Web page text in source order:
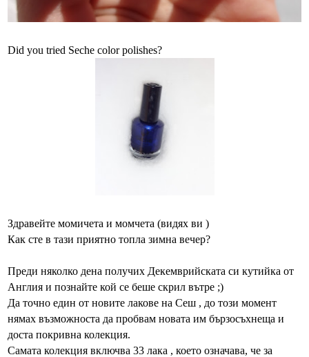
Did you tried Seche color polishes?
Здравейте момичета и момчета (видях ви )
Как сте в тази приятно топла зимна вечер?
Преди няколко дена получих Декемврийската си кутийка от
Англия и познайте кой се беше скрил вътре ;)
Да точно един от новите лакове на Сеш , до този момент
нямах възможноста да пробвам новата им бързосъхнеща и
доста покривна колекция.
Самата колекция включва 33 лака , което означава, че за